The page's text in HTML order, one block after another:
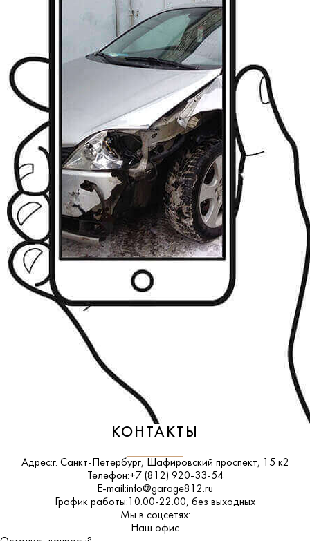
КОНТАКТЫ
Адрес:г. Санкт-Петербург, Шафировский проспект, 15 к2
Телефон:+7 (812) 920-33-54
E-mail:info@garage812.ru
График работы: 10.00-22.00, без выходных
Мы в соцсетях:
ВКонтакте
Наш офис